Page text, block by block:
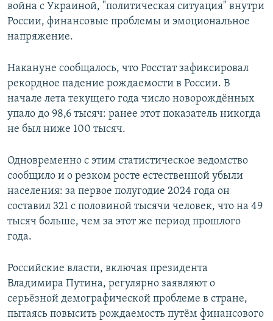
война с Украиной, "политическая ситуация" внутри
России, финансовые проблемы и эмоциональное
напряжение.
Накануне сообщалось, что Росстат зафиксировал
рекордное падение рождаемости в России. В
начале лета текущего года число новорождённых
упало до 98,6 тысяч: ранее этот показатель никогда
не был ниже 100 тысяч.
Одновременно с этим статистическое ведомство
сообщило и о резком росте естественной убыли
населения: за первое полугодие 2024 года он
составил 321 с половиной тысячи человек, что на 49
тысяч больше, чем за этот же период прошлого
года.
Российские власти, включая президента
Владимира Путина, регулярно заявляют о
серьёзной демографической проблеме в стране,
пытаясь повысить рождаемость путём финансового